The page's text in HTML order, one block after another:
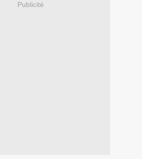
Publicité